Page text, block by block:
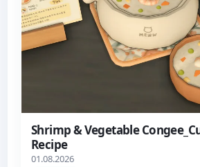
Shrimp & Vegetable
Recipe
01.08.2026